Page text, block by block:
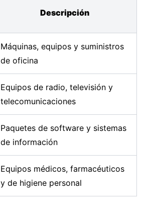
Descripción
Máquinas, equipos y suministros
de oficina
Equipos de radio, televisión y
telecomunicaciones
Paquetes de software y sistemas
de información
Equipos médicos, farmacéuticos
y de higiene personal